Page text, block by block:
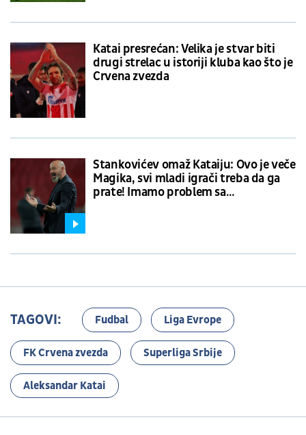
Katai presrećan: Velika je stvar biti
drugi strelac u istoriji kluba kao što je
Crvena zvezda
Stankovićev omaž Kataiju: Ovo je veče
Magika, svi mladi igrači treba da ga
prate! Imamo problem sa
TAGOVI: Fudbal Liga Evrope
FK Crvena zvezda Superliga Srbije
Aleksandar Katai